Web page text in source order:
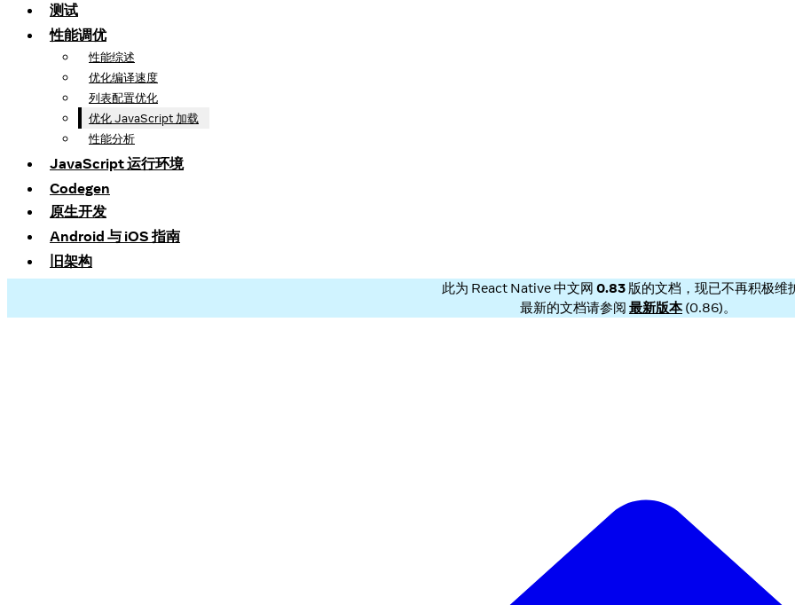
测试
性能调优
性能综述
优化编译速度
列表配置优化
优化 JavaScript 加载
性能分析
JavaScript 运行环境
Codegen
原生开发
Android 与 iOS 指南
旧架构
此为 React Native 中文网 0.83 版的文档，现已不再积极维
最新的文档请参阅 最新版本(0.86)。